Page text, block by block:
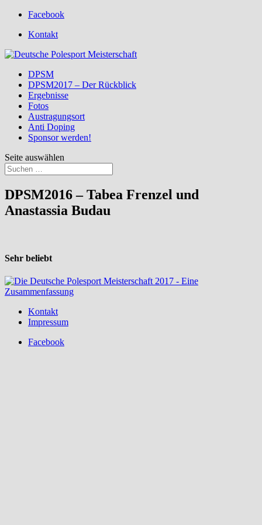
Facebook
Kontakt
DPSM
DPSM2017 – Der Rückblick
Ergebnisse
Fotos
Austragungsort
Anti Doping
Sponsor werden!
Seite auswählen
DPSM2016 – Tabea Frenzel und
Anastassia Budau
Sehr beliebt
Kontakt
Impressum
Facebook